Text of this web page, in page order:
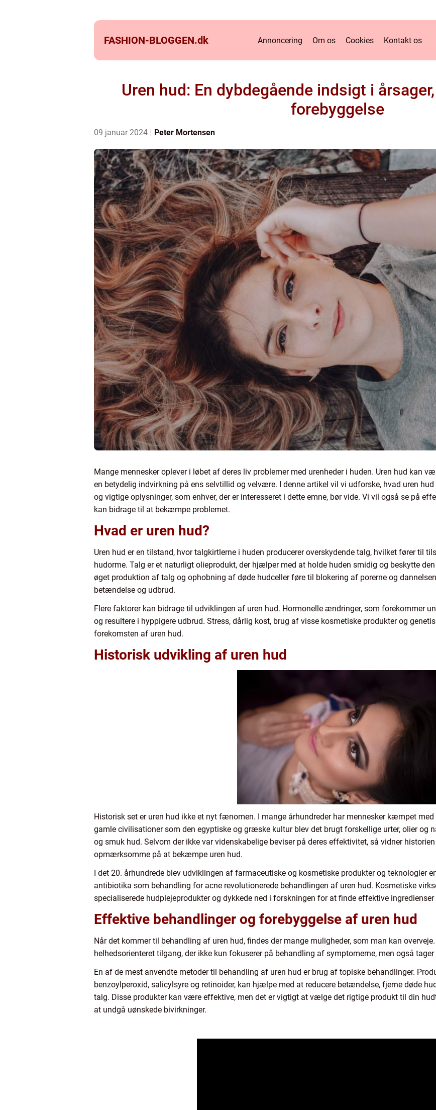
FASHION-BLOGGEN.dk Annoncering Om os Cookies Kontakt os
Uren hud: En dybdegående indsigt i
forebyggelse
09 januar 2024 Peter Mortensen
Mange mennesker oplever i løbet af deres liv problemer med urenheder i huden. Uren hud kan
en betydelig indvirkning på ens selvtillid og velvære. I denne artikel vil vi udforske, hvad uren
og vigtige oplysninger, som enhver, der er interesseret i dette emne, bør vide. Vi vil også se på
kan bidrage til at bekæmpe problemet.
Hvad er uren hud?
Uren hud er en tilstand, hvor talgkirtlerne i huden producerer overskydende talg, hvilket fører til
hudorme. Talg er et naturligt olieprodukt, der hjælper med at holde huden smidig og beskytte
øget produktion af talg og ophobning af døde hudceller føre til blokering af porerne og
betændelse og udbrud.
Flere faktorer kan bidrage til udviklingen af uren hud. Hormonelle ændringer, som forekommer
og resultere i hyppigere udbrud. Stress, dårlig kost, brug af visse kosmetiske produkter og
forekomsten af uren hud.
Historisk udvikling af uren hud
Historisk set er uren hud ikke et nyt fænomen. I mange århundreder har mennesker kæmpet
gamle civilisationer som den egyptiske og græske kultur blev det brugt forskellige urter, olier og
og smuk hud. Selvom der ikke var videnskabelige beviser på deres effektivitet, så vidner
opmærksomme på at bekæmpe uren hud.
I det 20. århundrede blev udviklingen af farmaceutiske og kosmetiske produkter og teknologier
antibiotika som behandling for acne revolutionerede behandlingen af uren hud. Kosmetiske
specialiserede hudplejeprodukter og dykkede ned i forskningen for at finde effektive
Effektive behandlinger og forebyggelse af uren hud
Når det kommer til behandling af uren hud, findes der mange muligheder, som man kan
helhedsorienteret tilgang, der ikke kun fokuserer på behandling af symptomerne, men også
En af de mest anvendte metoder til behandling af uren hud er brug af topiske behandlinger.
benzoylperoxid, salicylsyre og retinoider, kan hjælpe med at reducere betændelse, fjerne døde
talg. Disse produkter kan være effektive, men det er vigtigt at vælge det rigtige produkt til din
at undgå uønskede bivirkninger.